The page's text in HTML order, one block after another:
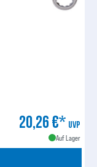
20,26 €* UVP
Auf Lager